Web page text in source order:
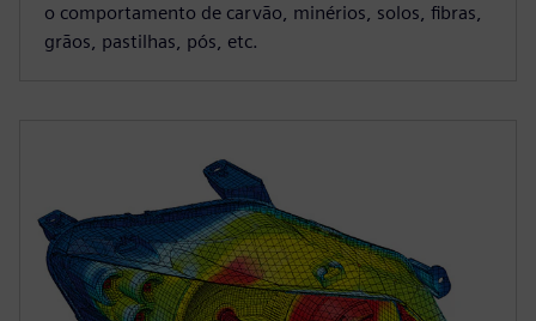
o comportamento de carvão, minérios, solos, fibras,
grãos, pastilhas, pós, etc.